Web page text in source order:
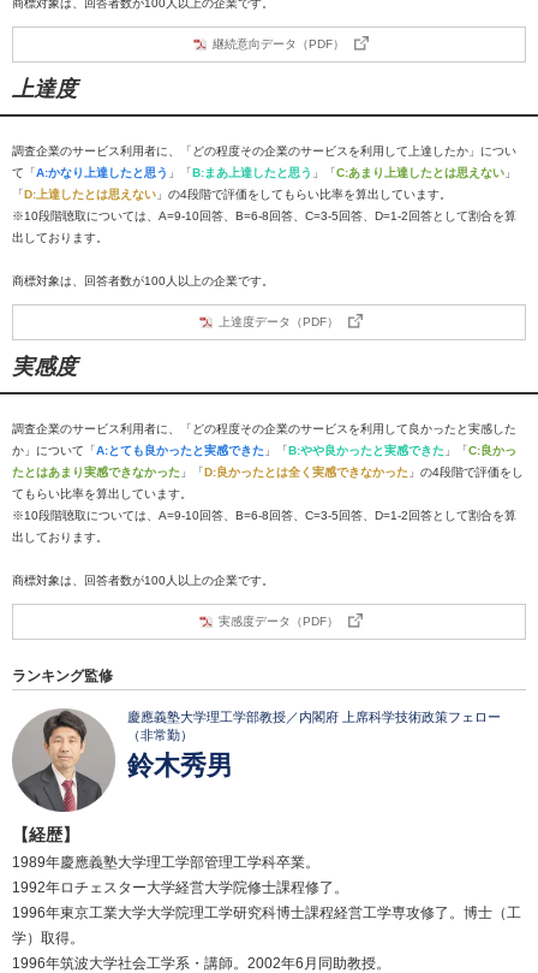
商標対象は、回答者数が100人以上の企業です。
継続意向データ（PDF）
上達度
調査企業のサービス利用者に、「どの程度その企業のサービスを利用して上達したか」につい
て「A:かなり上達したと思う 」「B:まあ上達したと思う 」「C:あまり上達したとは思えない 」
「D:上達したとは思えない 」の4段階で評価をしてもらい比率を算出しています。
※10段階聴取については、A=9-10回答、B=6-8回答、C=3-5回答、D=1-2回答として割合を算
出しております。
商標対象は、回答者数が100人以上の企業です。
上達度データ（PDF）
実感度
調査企業のサービス利用者に、「どの程度その企業のサービスを利用して良かったと実感した
か」について「A:とても良かったと実感できた 」「B:やや良かったと実感できた 」「C:良かっ
たとはあまり実感できなかった 」「D:良かったとは全く実感できなかった 」の4段階で評価をし
てもらい比率を算出しています。
※10段階聴取については、A=9-10回答、B=6-8回答、C=3-5回答、D=1-2回答として割合を算
出しております。
商標対象は、回答者数が100人以上の企業です。
実感度データ（PDF）
ランキング監修
慶應義塾大学理工学部教授／内閣府 上席科学技術政策フェロー
（非常勤）
鈴木秀男
【経歴】
1989年慶應義塾大学理工学部管理工学科卒業。
1992年ロチェスター大学経営大学院修士課程修了。
1996年東京工業大学大学院理工学研究科博士課程経営工学専攻修了。博士（工
学）取得。
1996年筑波大学社会工学系・講師。2002年6月同助教授。